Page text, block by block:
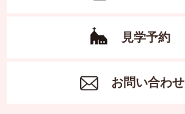
見学予約
お問い合わせ